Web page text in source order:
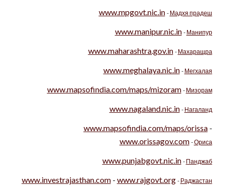
www.mpgovt.nic.in - Мадхя прадеш
www.manipur.nic.in - Манипур
www.maharashtra.gov.in - Махаращра
www.meghalaya.nic.in - Мегхалая
www.mapsofindia.com/maps/mizoram - Мизорам
www.nagaland.nic.in - Нагаланд
www.mapsofindia.com/maps/orissa-
www.orissagov.com -Ориса
www.punjabgovt.nic.in - Панджаб
www.investrajasthan.com- www.rajgovt.org - Раджастан